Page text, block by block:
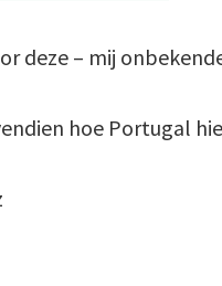
deze – mij
hoe Portugal